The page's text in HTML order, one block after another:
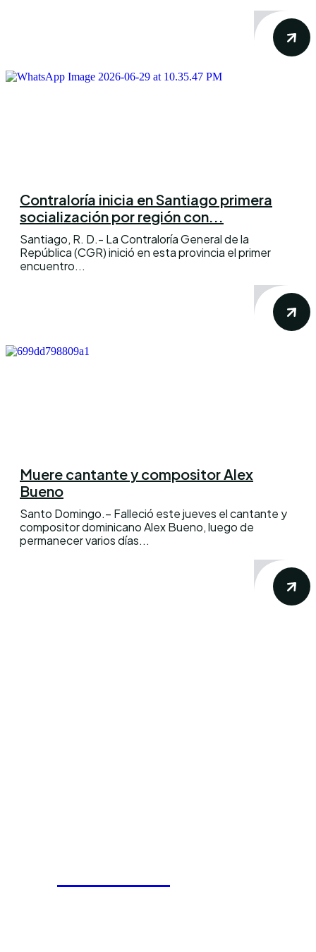
Contraloría inicia en Santiago primera
socialización por región con...
Santiago, R. D.- La Contraloría General de la
República (CGR) inició en esta provincia el primer
encuentro...
Muere cantante y compositor Alex
Bueno
Santo Domingo.– Falleció este jueves el cantante y
compositor dominicano Alex Bueno, luego de
permanecer varios días...